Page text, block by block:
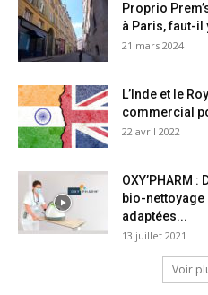
Proprio
à Paris, faut-il
21 mars 2024
L’Inde et le
commercial
22 avril 2022
OXY’PHARM
bio-
adaptées...
13 juillet 2021
Voir